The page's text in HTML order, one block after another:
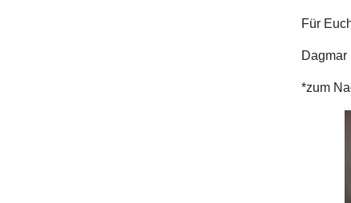
Für
Dagmar
*zum